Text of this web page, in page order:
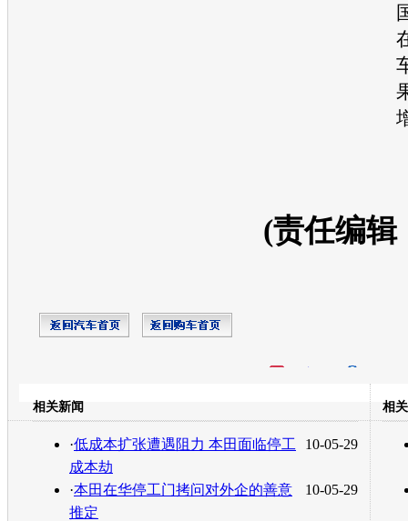
(责任编辑
转发至：
相关新闻
10-05-29
·低成本扩张遭遇阻力 本田面临停工
成本劫
10-05-29
·本田在华停工门拷问对外企的善意
推定
相